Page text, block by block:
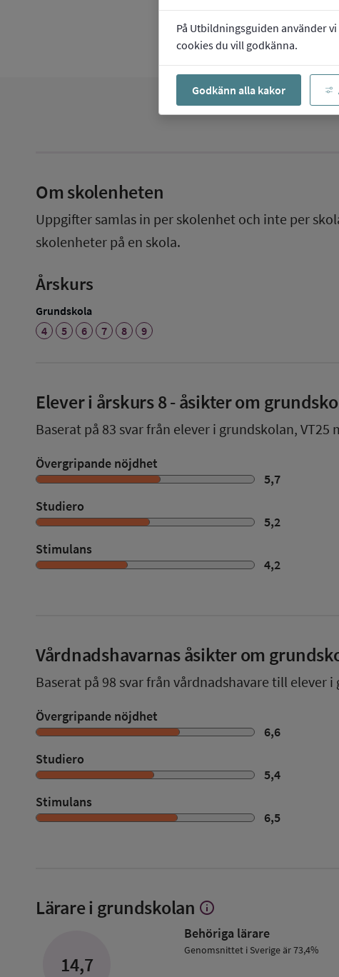
På Utbildningsguiden använder
cookies du vill godkänna.
Godkänn alla kakor
Om skolenheten
Uppgifter samlas in per skolenhet och inte per
skolenheter på en skola.
Årskurs
Grundskola
4
5 6 7 8 9
Elever i årskurs 8- åsikter om
Baserat på 83 svar från elever i grundskolan, VT25
Övergripande nöjdhet
5,7
Studiero
5,2
Stimulans
4,2
Vårdnadshavarnas åsikter om
Baserat på 98 svar från vårdnadshavare till elever i
Övergripande nöjdhet
6,6
Studiero
5,4
Stimulans
6,5
Lärare i grundskolan Visa
om
Lärare
info
14,7
Behöriga lärare
Genomsnittet i Sverige är 73,4%